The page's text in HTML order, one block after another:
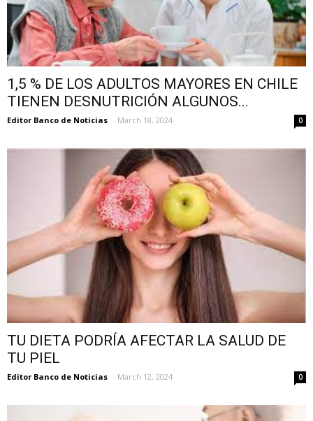
1,5 % DE LOS ADULTOS MAYORES EN CHILE
TIENEN DESNUTRICIÓN ALGUNOS...
Editor Banco de Noticias - March 18, 2024 0
TU DIETA PODRÍA AFECTAR LA SALUD DE
TU PIEL
Editor Banco de Noticias - March 12, 2024 0